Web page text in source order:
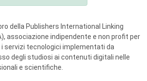
della Publishers International Linking
associazione indipendente e non profit per
servizi tecnologici implementati da
degli studiosi ai contenuti digitali nelle
e scientifiche.